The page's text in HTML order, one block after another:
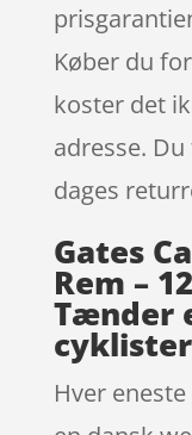
Køber du
koster det
adresse.
dages
Gates
Rem –
Tænder
cyklister
Hver